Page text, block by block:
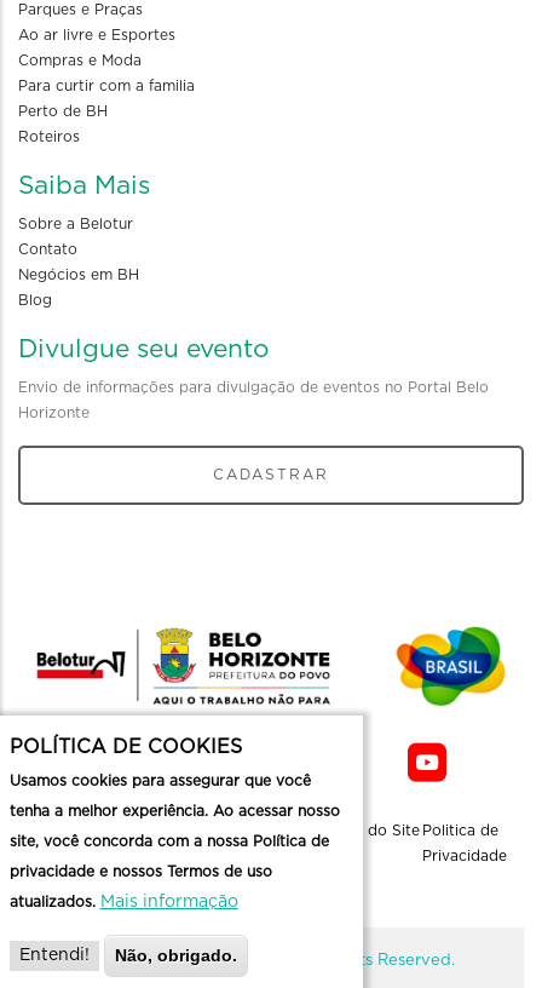
Parques e Praças
Ao ar livre e Esportes
Compras e Moda
Para curtir com a familia
Perto de BH
Roteiros
Saiba Mais
Sobre a Belotur
Contato
Negócios em BH
Blog
Divulgue seu evento
Envio de informações para divulgação de eventos no Portal Belo
Horizonte
CADASTRAR
Mapa do Site Politica de
Privacidade
@ Copyright Belotur 2026. All Rights Reserved.
POLÍTICA DE COOKIES
Usamos cookies para assegurar que você
tenha a melhor experiência. Ao acessar nosso
site, você concorda com a nossa Política de
privacidade e nossos Termos de uso
atualizados. Mais informação
Entendi! Não, obrigado.